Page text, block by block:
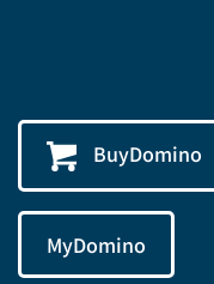
BuyDomino
MyDomino